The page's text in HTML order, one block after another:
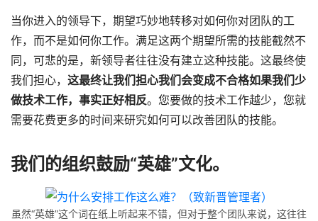
当你进入的领导下，期望巧妙地转移对如何你对团队的工
作，而不是如何你工作。满足这两个期望所需的技能截然不
同，可悲的是，新领导者往往没有建立这种技能。这最终使
我们担心， 这最终让我们担心我们会变成不合格如果我们少
做技术工作，事实正好相反。您要做的技术工作越少，您就
需要花费更多的时间来研究如何可以改善团队的技能。
我们的组织鼓励“英雄”文化。
虽然“英雄”这个词在纸上听起来不错，但对于整个团队来说，这往往